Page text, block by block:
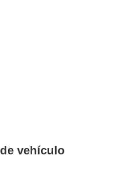
de vehículo